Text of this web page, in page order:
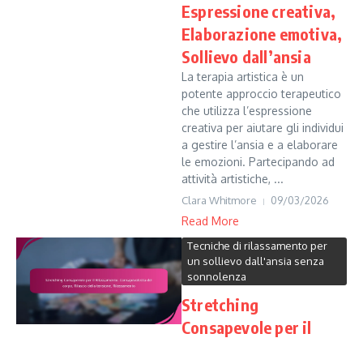
Espressione creativa,
Elaborazione emotiva,
Sollievo dall’ansia
La terapia artistica è un
potente approccio terapeutico
che utilizza l’espressione
creativa per aiutare gli individui
a gestire l’ansia e a elaborare
le emozioni. Partecipando ad
attività artistiche, ...
Clara Whitmore 09/03/2026
Read More
Tecniche di rilassamento per
un sollievo dall'ansia senza
sonnolenza
Stretching
Consapevole per il